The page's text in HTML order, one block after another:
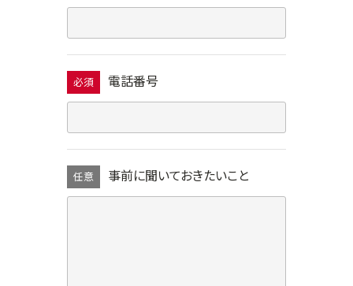
必須 電話番号
任意 事前に聞いておきたいこと